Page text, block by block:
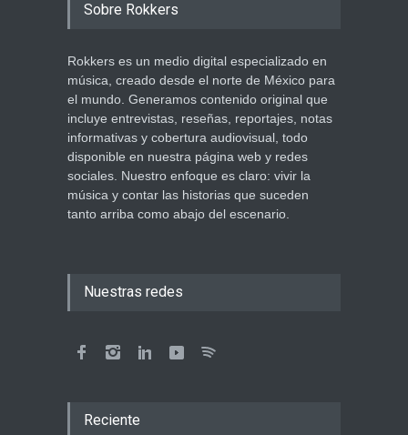
Sobre Rokkers
Rokkers es un medio digital especializado en
música, creado desde el norte de México para
el mundo. Generamos contenido original que
incluye entrevistas, reseñas, reportajes, notas
informativas y cobertura audiovisual, todo
disponible en nuestra página web y redes
sociales. Nuestro enfoque es claro: vivir la
música y contar las historias que suceden
tanto arriba como abajo del escenario.
Nuestras redes
Reciente